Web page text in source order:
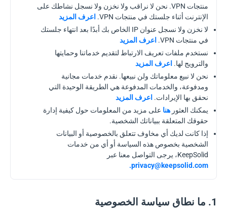
منتجات VPN. نحن لا نراقب ولا نخزن ولا نسجل نشاطك على
الإنترنت أثناء جلستك في منتجات VPN.
اعرف المزيد
لا نخزن ولا نسجل عنوان IP الخاص بك أبدًا بعد انتهاء جلستك
في منتجات VPN.
اعرف المزيد
نستخدم ملفات تعريف الارتباط لتقديم خدماتنا وحمايتها
والترويج لها. اعرف المزيد
نحن لا نبيع معلوماتك ولن نبيعها. نقدم خدمات مجانية
ومدفوعة، والخدمات المدفوعة هي الطريقة الوحيدة التي
نحقق بها الإيرادات. اعرف المزيد
يمكنك العثور هنا على مزيد من المعلومات حول كيفية إدارة
حقوقك المتعلقة ببياناتك الشخصية.
إذا كانت لديك أي مخاوف تتعلق بالخصوصية أو البيانات
الشخصية بخصوص هذه السياسة أو أي من خدمات
KeepSolid، يرجى التواصل معنا عبر
privacy@keepsolid.com
.
1. ما نطاق سياسة الخصوصية